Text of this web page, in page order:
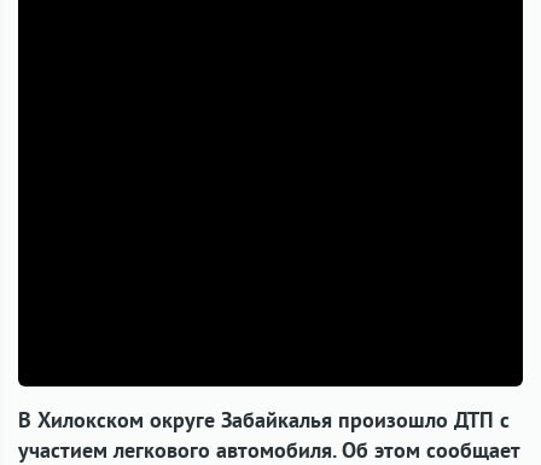
В Хилокском округе Забайкалья произошло ДТП с
участием легкового автомобиля. Об этом сообщает